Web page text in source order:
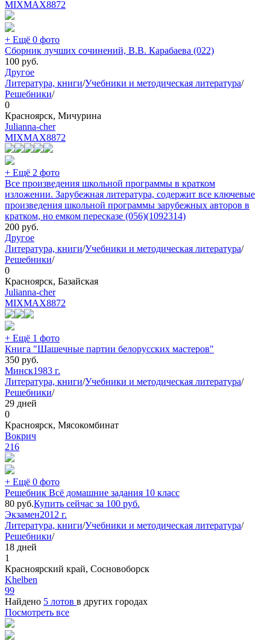
MIXMAX8872
+ Ещё 0 фото
Сборник лучших сочинений, В.В. Карабаева (022)
100 руб.
Другое
Литература, книги/Учебники и методическая литература/
Решебники/
0
Красноярск, Мичурина
Julianna-cher
MIXMAX8872
+ Ещё 2 фото
Все произведения школьной программы в кратком
изложении. Зарубежная литература, содержит все ключевые
произведения школьной программы зарубежных авторов в
кратком, но емком пересказе (056)(1092314)
200 руб.
Другое
Литература, книги/Учебники и методическая литература/
Решебники/
0
Красноярск, Базайская
Julianna-cher
MIXMAX8872
+ Ещё 1 фото
Книга "Шашечные партии белорусских мастеров"
350 руб.
Минск1983 г.
Литература, книги/Учебники и методическая литература/
Решебники/
29 дней
0
Красноярск, Мясокомбинат
Вокрич
216
+ Ещё 0 фото
Решебник Всё домашние задания 10 класс
80 руб.Купить сейчас за 100 руб.
Экзамен2012 г.
Литература, книги/Учебники и методическая литература/
Решебники/
18 дней
1
Красноярский край, Сосновоборск
Khelben
99
Найдено 5 лотов в других городах
Посмотреть все